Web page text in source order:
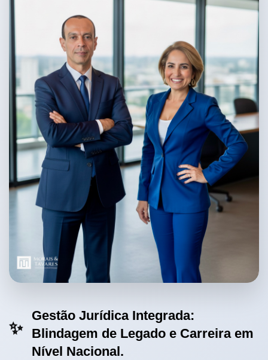
✨
Gestão Jurídica Integrada:
Blindagem de Legado e Carreira em
Nível Nacional.